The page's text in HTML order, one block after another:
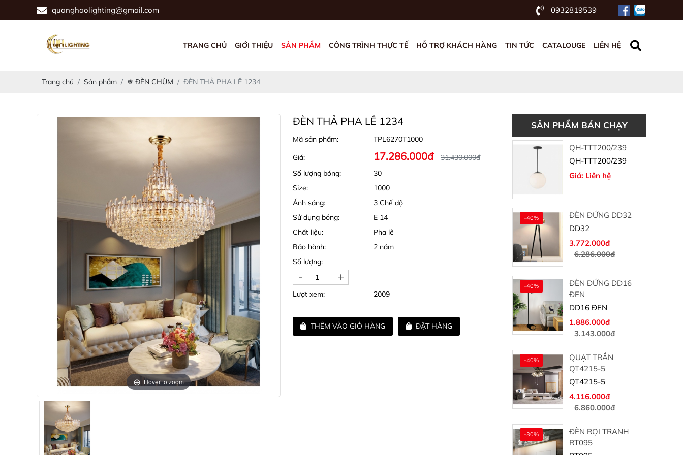
quanghaolighting@gmail.com 0932819539
TRANG CHỦ GIỚI THIỆU SẢN PHẨM CÔNG TRÌNH THỰC TẾ HỖ TRỢ KHÁCH HÀNG TIN TỨC CATALOUGE LIÊN HỆ
Trang chủ Sản phẩm ❅ ĐÈN CHÙM ĐÈN THẢ PHA LÊ 1234
Hover to zoom
ĐÈN THẢ PHA LÊ 1234
Mã sản phẩm:
TPL6270T1000
Giá:
17.286.000đ
31.430.000đ
Số lượng bóng:
30
Size:
1000
Ánh sáng:
3 Chế độ
Sử dụng bóng:
E 14
Chất liệu:
Pha lê
Bảo hành:
2 năm
Số lượng:
- +
Lượt xem: 2009
THÊM VÀO GIỎ HÀNG ĐẶT HÀNG
SẢN PHẨM BÁN CHẠY
QH-TTT200/239
QH-TTT200/239
Giá: Liên hệ
-40%
ĐÈN ĐỨNG DD32
DD32
3.772.000đ
6.286.000đ
-40%
ĐÈN ĐỨNG DD16
ĐEN
DD16 ĐEN
1.886.000đ
3.143.000đ
-40%
QUẠT TRẦN
QT4215-5
QT4215-5
4.116.000đ
6.860.000đ
-30%
ĐÈN RỌI TRANH
RT095